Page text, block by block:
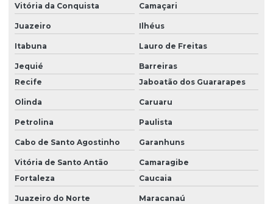
Vitória da Conquista Camaçari
Juazeiro Ilhéus
Itabuna Lauro de Freitas
Jequié
Barreiras
Recife
Jaboatão dos Guararapes
Olinda Caruaru
Petrolina Paulista
Cabo de Santo Agostinho Garanhuns
Vitória de Santo Antão
Camaragibe
Fortaleza
Caucaia
Juazeiro do Norte Maracanaú